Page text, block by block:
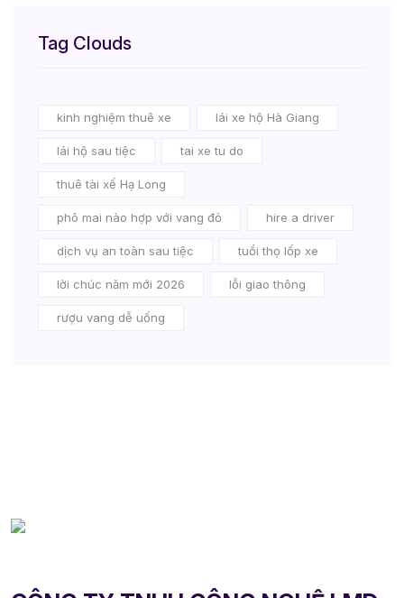
Tag Clouds
kinh nghiệm thuê xe lái xe hộ Hà Giang
lái hộ sau tiệc tai xe tu do
thuê tài xế Hạ Long
phô mai nào hợp với vang đỏ hire a driver
dịch vụ an toàn sau tiệc tuổi thọ lốp xe
lời chúc năm mới 2026 lỗi giao thông
rượu vang dễ uống